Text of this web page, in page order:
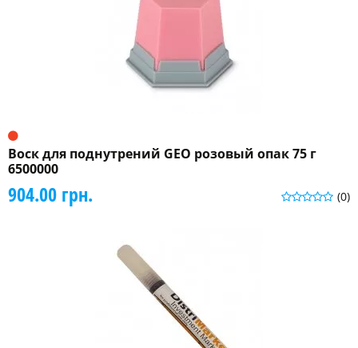
Воск для поднутрений GEO розовый опак 75 г
6500000
(0)
904.00 грн.